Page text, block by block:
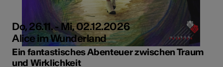
Do, 26.11. - Mi, 02.12.2026
Alice im Wunderland
Ein fantastisches Abenteuer zwischen Traum
und Wirklichkeit